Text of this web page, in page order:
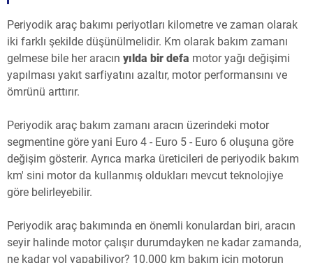
Periyodik araç bakımı periyotları kilometre ve zaman olarak
iki farklı şekilde düşünülmelidir. Km olarak bakım zamanı
gelmese bile her aracın yılda bir defa motor yağı değişimi
yapılması yakıt sarfiyatını azaltır, motor performansını ve
ömrünü arttırır.
Periyodik araç bakım zamanı aracın üzerindeki motor
segmentine göre yani Euro 4 - Euro 5 - Euro 6 oluşuna göre
değişim gösterir. Ayrıca marka üreticileri de periyodik bakım
km' sini motor da kullanmış oldukları mevcut teknolojiye
göre belirleyebilir.
Periyodik araç bakımında en önemli konulardan biri, aracın
seyir halinde motor çalışır durumdayken ne kadar zamanda,
ne kadar yol yapabiliyor? 10.000 km bakım için motorun